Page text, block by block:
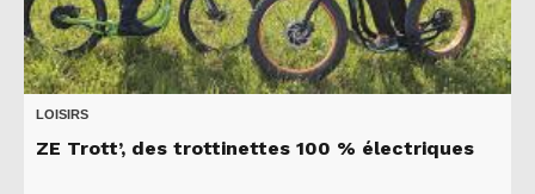
LOISIRS
ZE Trott’, des trottinettes 100 % électriques